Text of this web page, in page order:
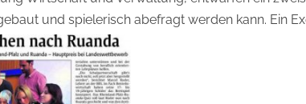
und spielerisch abefragt werden kann. Ein